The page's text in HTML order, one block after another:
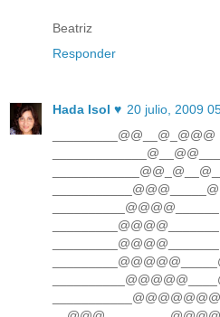
Beatriz
Responder
Hada Isol ♥ 20 julio, 2009
_________@@__@_@@@